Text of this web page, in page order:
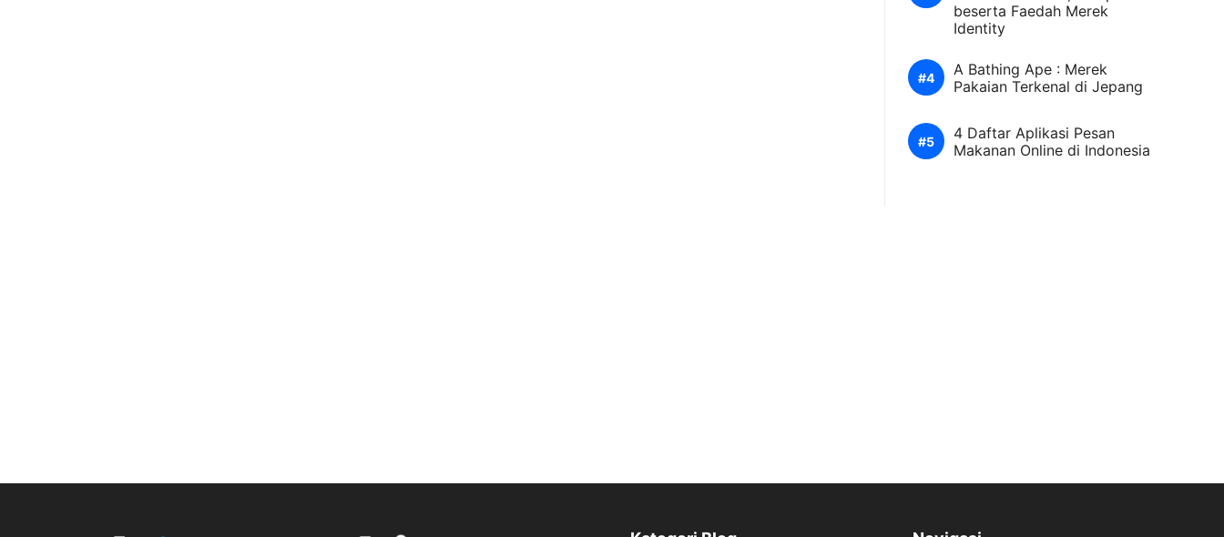
beserta Faedah Merek
Identity
A Bathing Ape : Merek
Pakaian Terkenal di Jepang
4 Daftar Aplikasi Pesan
Makanan Online di Indonesia